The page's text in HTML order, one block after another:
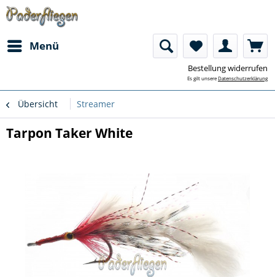
Menü
Bestellung widerrufen
Es gilt unsereDatenschutzerklärung
Übersicht Streamer
Tarpon Taker White